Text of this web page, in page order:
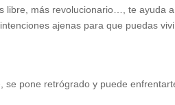
libre, más revolucionario…, te ayuda
ajenas para que puedas
pone retrógrado y puede